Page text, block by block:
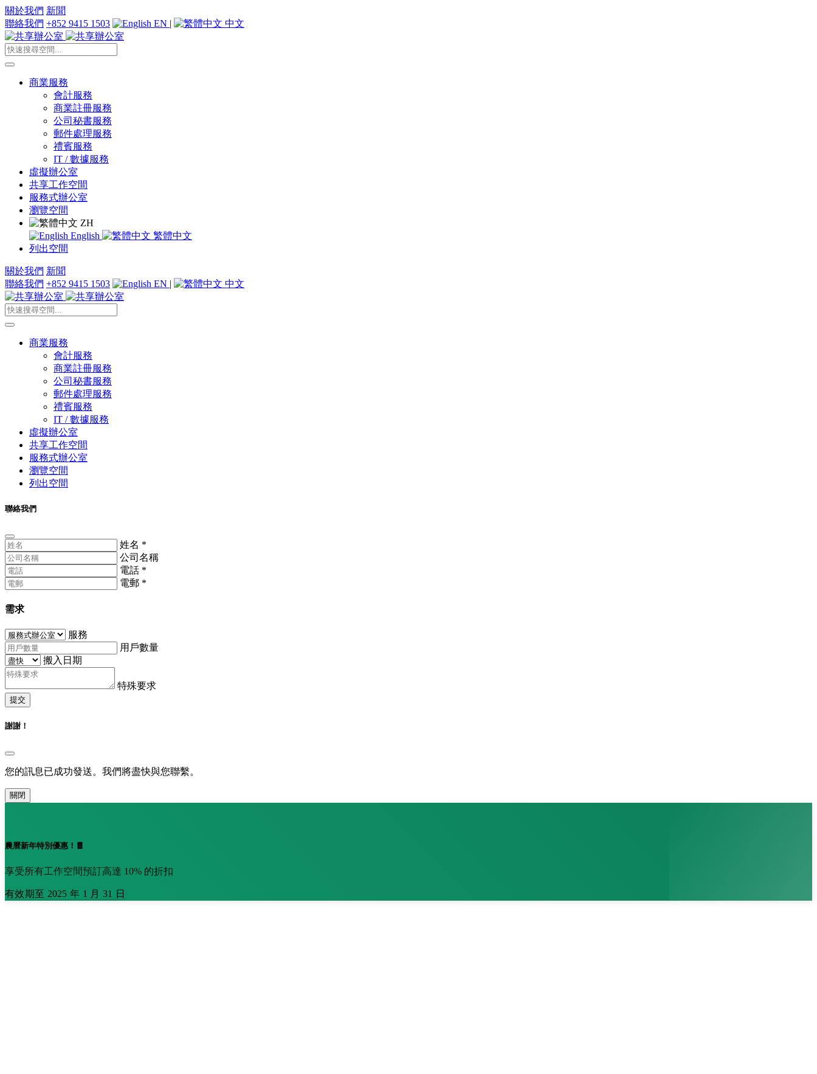
關於我們 新聞
聯絡我們 +852 9415 1503 EN | 中文
商業服務
會計服務
商業註冊服務
公司秘書服務
郵件處理服務
禮賓服務
IT / 數據服務
虛擬辦公室
共享工作空間
服務式辦公室
瀏覽空間
ZH
English
繁體中文
列出空間
關於我們 新聞
聯絡我們 +852 9415 1503 EN | 中文
商業服務
會計服務
商業註冊服務
公司秘書服務
郵件處理服務
禮賓服務
IT / 數據服務
虛擬辦公室
共享工作空間
服務式辦公室
瀏覽空間
列出空間
聯絡我們
姓名 *
公司名稱
電話 *
電郵 *
需求
服務
用戶數量
搬入日期
特殊要求
提交
謝謝！
您的訊息已成功發送。我們將盡快與您聯繫。
關閉
農曆新年特別優惠！🧧
享受所有工作空間預訂高達 10% 的折扣
有效期至 2025 年 1 月 31 日